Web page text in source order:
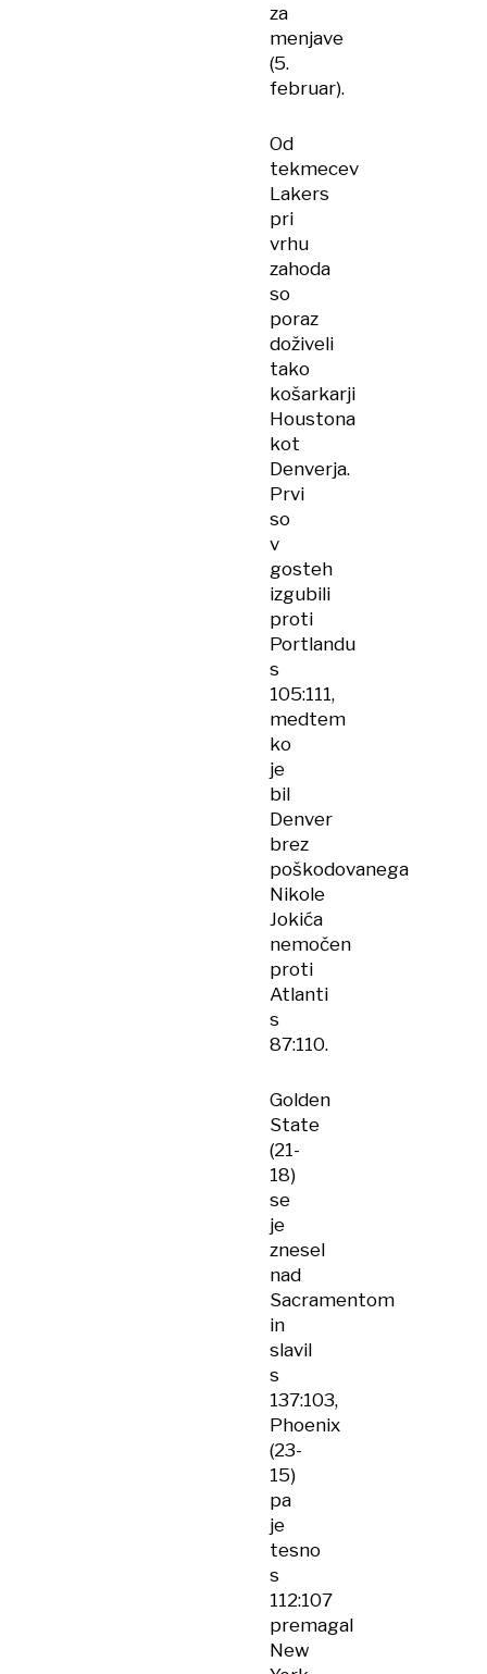
za
menjave
(5.
februar).
Od
tekmecev
Lakers
pri
vrhu
zahoda
so
poraz
doživeli
tako
košarkarji
Houstona
kot
Denverja.
Prvi
so
v
gosteh
izgubili
proti
Portlandu
s
105:111,
medtem
ko
je
bil
Denver
brez
poškodovanega
Nikole
Jokića
nemočen
proti
Atlanti
s
87:110.
Golden
State
(21-
18)
se
je
znesel
nad
Sacramentom
in
slavil
s
137:103,
Phoenix
(23-
15)
pa
je
tesno
s
112:107
premagal
New